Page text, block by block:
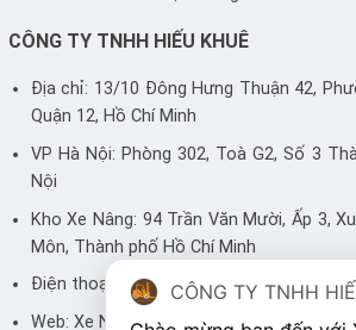
CÔNG TY TNHH HIẾU KHUÊ
Địa chỉ: 13/10 Đông Hưng Thuận 42,
Quận 12, Hồ Chí Minh
VP Hà Nội: Phòng 302, Toà G2, Số 3
Nội
Kho Xe Nâng: 94 Trần Văn Mười, Ấp 3,
Môn, Thành phố Hồ Chí Minh
Điện thoại: 0983 446 248 - 0905 700 499
Web: Xe Nâng
CÔNG TY TNHH